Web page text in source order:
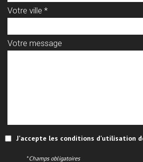
Votre ville *
Votre message
J'accepte les conditions d'utilisation
* Champs obligatoires